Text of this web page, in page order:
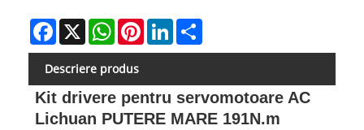
Facebook
X WhatsAppPinterestLinkedIn
Descriere produs
Kit drivere pentru servomotoare AC
Lichuan PUTERE MARE 191N.m